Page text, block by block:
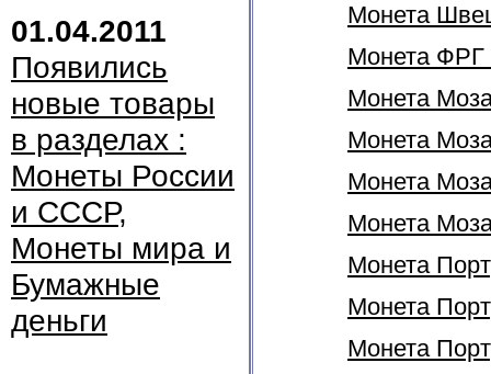
01.04.2011
Появились
новые товары
в разделах :
Монеты России
и СССР,
Монеты мира и
Бумажные
деньги
Монета
Монета ФРГ
Монета
Монета
Монета
Монета
Монета
Монета
Монета